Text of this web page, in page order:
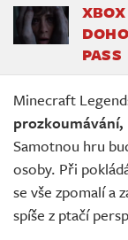
PASS
Minecraft
Samotnou hru
osoby. Při
se vše zpomalí a
spíše z ptačí